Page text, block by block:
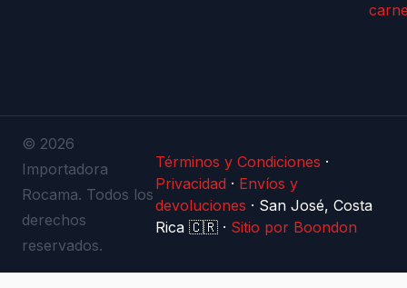
© 2026
Importadora
Rocama. Todos los
derechos
reservados.
Términos y Condiciones ·
Privacidad · Envíos y
devoluciones · San José, Costa
Rica 🇨🇷 · Sitio por Boondon